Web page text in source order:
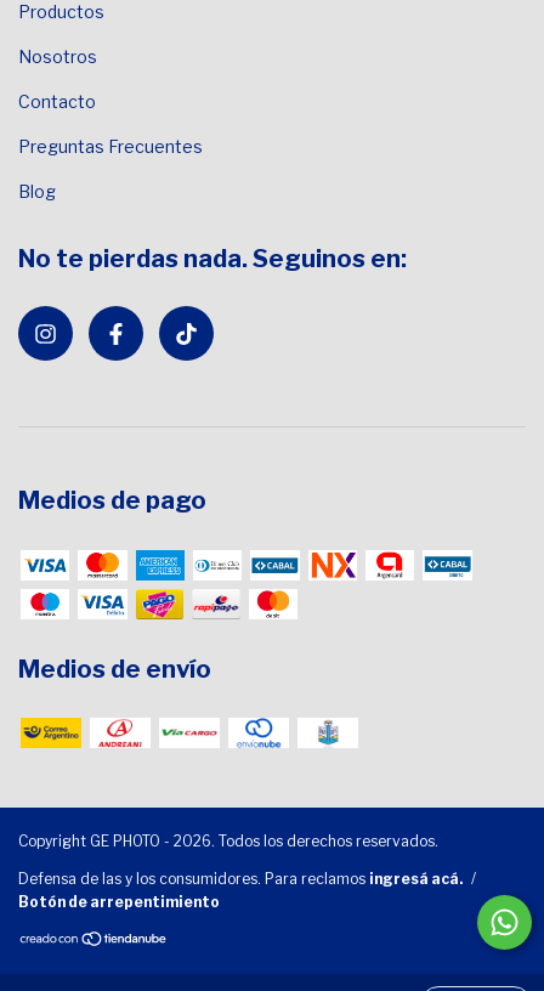
Productos
Nosotros
Contacto
Preguntas Frecuentes
Blog
No te pierdas nada. Seguinos en:
Medios de pago
Medios de envío
Copyright GE PHOTO - 2026. Todos los derechos reservados.
Defensa de las y los consumidores. Para reclamos ingresá acá. /
Botón de arrepentimiento